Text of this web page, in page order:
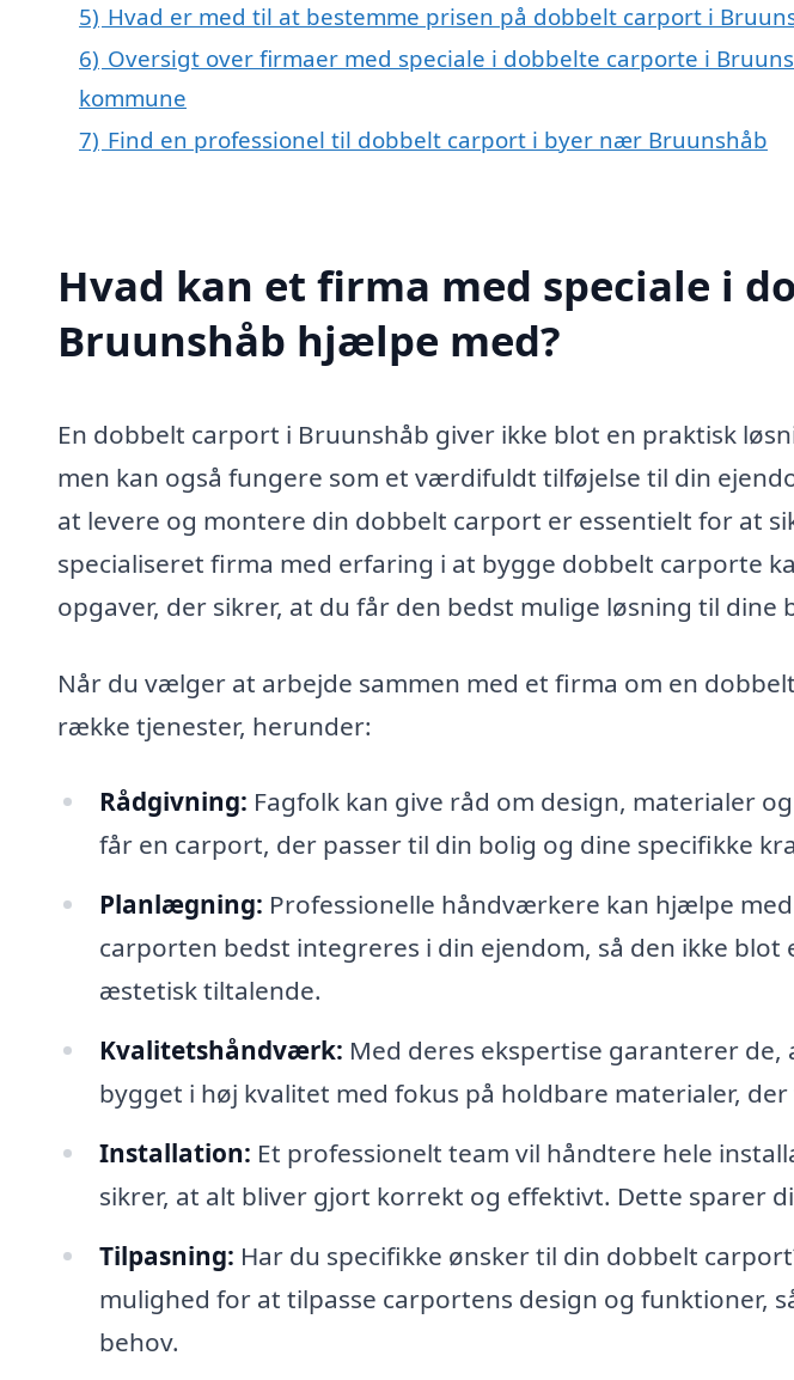
5) Hvad er med til at bestemme prisen på dobbelt carport i
6) Oversigt over firmaer med speciale i dobbelte carporte i
kommune
7) Find en professionel til dobbelt carport i byer nær Bruunshåb
Hvad kan et firma med speciale i
Bruunshåb hjælpe med?
En dobbelt carport i Bruunshåb giver ikke blot en praktisk
men kan også fungere som et værdifuldt tilføjelse til din
at levere og montere din dobbelt carport er essentielt for at
specialiseret firma med erfaring i at bygge dobbelt carporte
opgaver, der sikrer, at du får den bedst mulige løsning til dine
Når du vælger at arbejde sammen med et firma om en
række tjenester, herunder:
Rådgivning: Fagfolk kan give råd om design, materialer
får en carport, der passer til din bolig og dine specifikke
Planlægning: Professionelle håndværkere kan hjælpe
carporten bedst integreres i din ejendom, så den ikke blot
æstetisk tiltalende.
Kvalitetshåndværk: Med deres ekspertise garanterer
bygget i høj kvalitet med fokus på holdbare materialer,
Installation: Et professionelt team vil håndtere hele
sikrer, at alt bliver gjort korrekt og effektivt. Dette sparer
Tilpasning: Har du specifikke ønsker til din dobbelt
mulighed for at tilpasse carportens design og funktioner,
behov.